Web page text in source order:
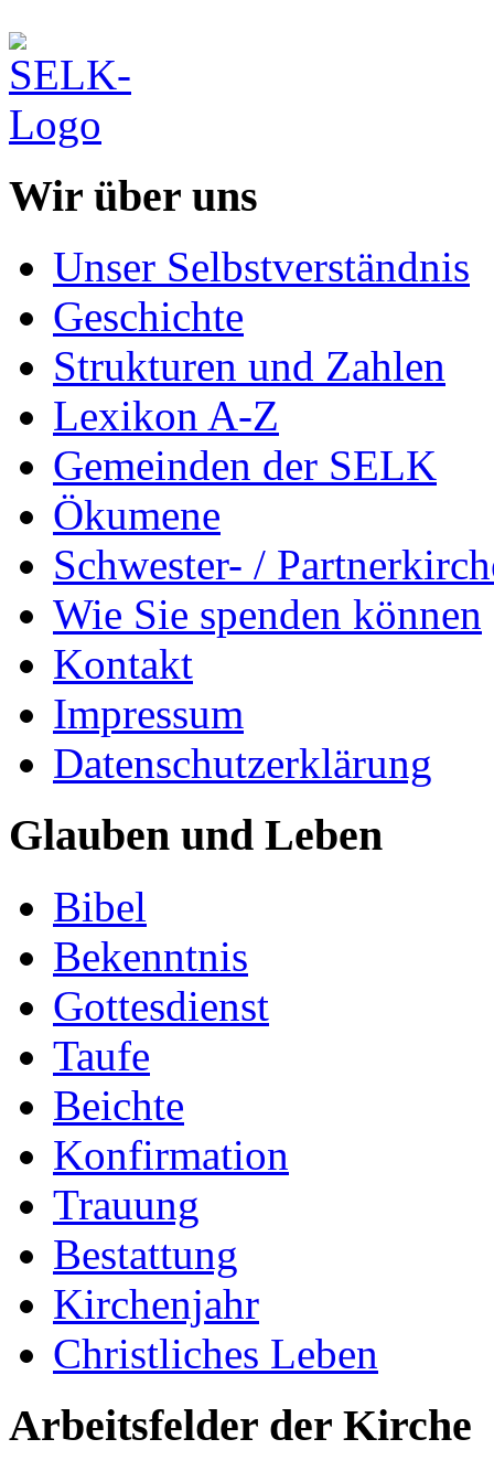
Wir über uns
Unser Selbstverständnis
Geschichte
Strukturen und Zahlen
Lexikon A-Z
Gemeinden der SELK
Ökumene
Schwester- /
Wie Sie spenden können
Kontakt
Impressum
Datenschutzerklärung
Glauben und Leben
Bibel
Bekenntnis
Gottesdienst
Taufe
Beichte
Konfirmation
Trauung
Bestattung
Kirchenjahr
Christliches Leben
Arbeitsfelder der Kirche